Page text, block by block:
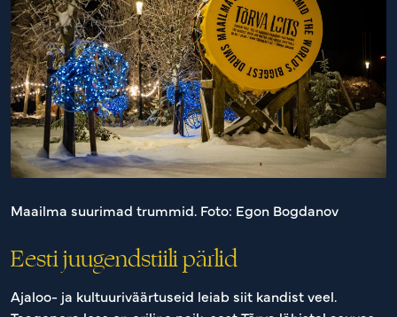
Maailma suurimad trummid. Foto: Egon Bogdanov
Eesti juugendstiili pärlid
Ajaloo- ja kultuuriväärtuseid leiab siit kandist veel.